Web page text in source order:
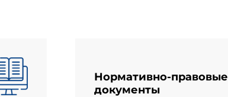
Нормативно-правовые
документы